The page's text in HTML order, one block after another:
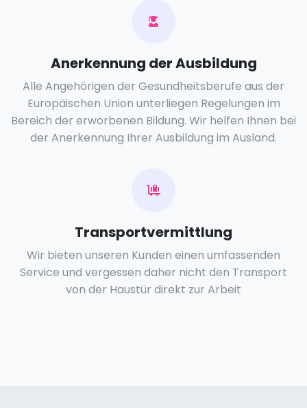
Anerkennung der Ausbildung
Alle Angehörigen der Gesundheitsberufe aus der
Europäischen Union unterliegen Regelungen im
Bereich der erworbenen Bildung. Wir helfen Ihnen bei
der Anerkennung Ihrer Ausbildung im Ausland.
Transportvermittlung
Wir bieten unseren Kunden einen umfassenden
Service und vergessen daher nicht den Transport
von der Haustür direkt zur Arbeit